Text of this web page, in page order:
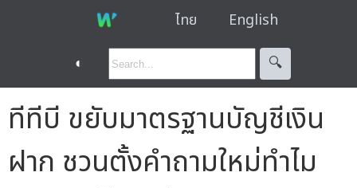
ไทย English
◐ 🔍︎
ทีทีบี ขยับมาตรฐานบัญชีเงิน
ฝาก ชวนตั้งคำถามใหม่ทำไม